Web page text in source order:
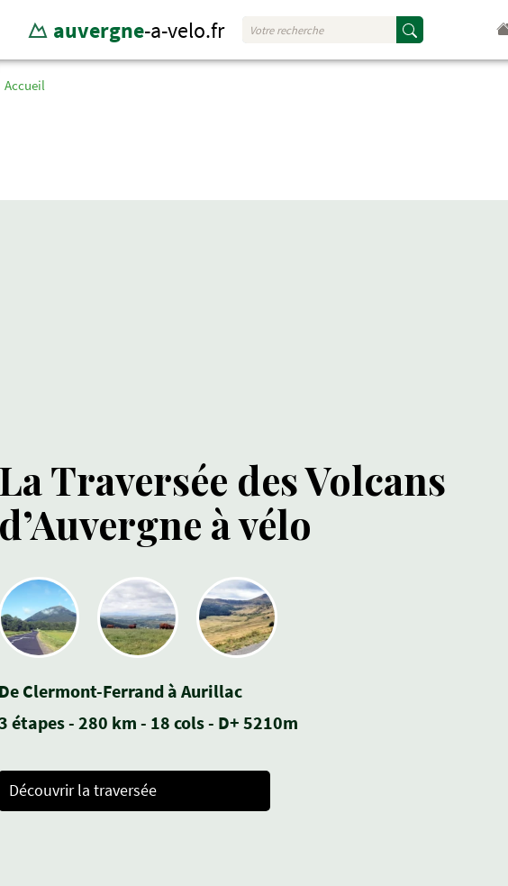
auvergne-a-velo.fr
Accueil
Traversée des Volcans
à vélo
Clermont-Ferrand à Aurillac
étapes - 280 km - 18 cols - D+ 5210m
Découvrir la traversée